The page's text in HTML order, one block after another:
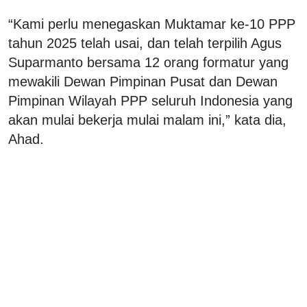
“Kami perlu menegaskan Muktamar ke-10 PPP
tahun 2025 telah usai, dan telah terpilih Agus
Suparmanto bersama 12 orang formatur yang
mewakili Dewan Pimpinan Pusat dan Dewan
Pimpinan Wilayah PPP seluruh Indonesia yang
akan mulai bekerja mulai malam ini,” kata dia,
Ahad.